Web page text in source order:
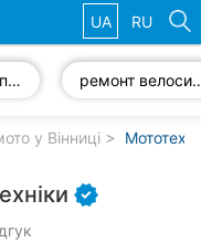
UA RU
прокат велосипеда ремонт
у Вінниці